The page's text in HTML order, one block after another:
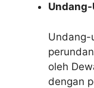
Undang-
oleh
dengan